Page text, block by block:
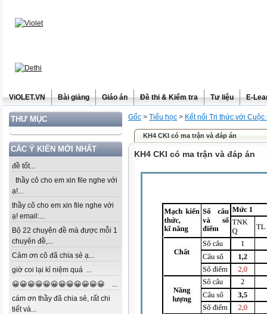
ViOLET.VN Bài giảng Giáo án Đề thi & Kiểm tra Tư liệu E-
THƯ MỤC
CÁC Ý KIẾN MỚI NHẤT
đề tốt...
thầy cô cho em xin file nghe với
ạ!...
thầy cô cho em xin file nghe với
ạ! email:...
Bộ 22 chuyên đề mà được mỗi 1
chuyên đề,...
Cảm ơn cô đã chia sẻ ạ...
giờ coi lại kỉ niệm quá ...
😀😀😀😀😀😀😀😀😀😀😀😀 ...
cám ơn thầy đã chia sẻ, rất chi
tiết và...
Gốc > Tiểu học > Kết nối Tri thức với Cuộc
KH4 CKI có ma trận và đáp án
KH4 CKI có ma trận và đáp án